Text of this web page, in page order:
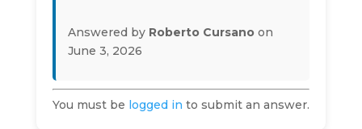
Answered by Roberto Cursano on
June 3, 2026
You must be logged in to submit an answer.